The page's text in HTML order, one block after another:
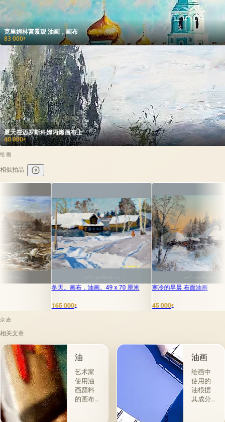
克里姆林宫景观 油画，画布
83 000₽
夏天在迈罗斯科姆丙烯画布上
40 000₽
绘画
相似拍品
。画布，油画。49 x 70 厘米 寒冷的早晨 布面油画 冬季村庄
杂志
相关文章
油
艺术家
使用油
画颜料
的画布
油画
绘画中
使用的
油根据
其成分